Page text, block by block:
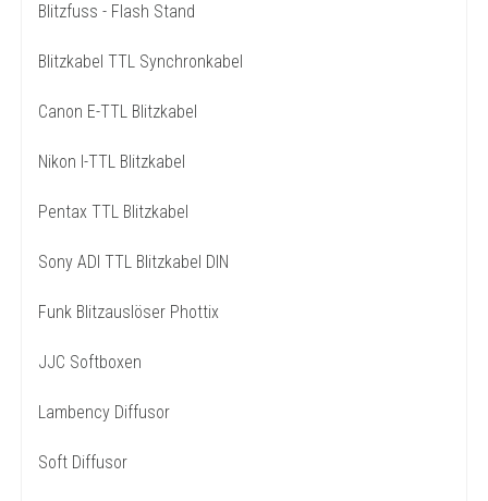
Blitzfuss - Flash Stand
Blitzkabel TTL Synchronkabel
Canon E-TTL Blitzkabel
Nikon I-TTL Blitzkabel
Pentax TTL Blitzkabel
Sony ADI TTL Blitzkabel DIN
Funk Blitzauslöser Phottix
JJC Softboxen
Lambency Diffusor
Soft Diffusor